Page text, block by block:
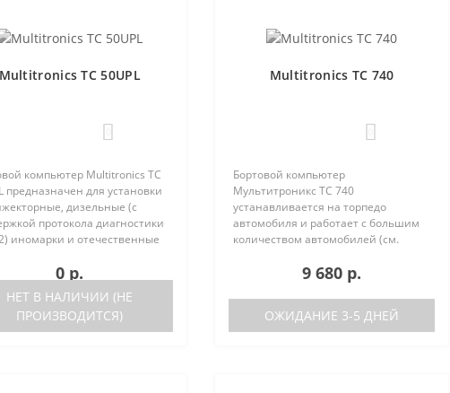
Multitronics TC 50UPL
компьютер Multitronics TC
предназначен для установки
дизельные (с
протокола диагностики
иномарки и отечественные
как с блоками управления
0 р.
НЕТ В НАЛИЧИИ (НЕ
ПРОИЗВОДИТСЯ)
Multitronics TC 740
Бортовой компьютер
Мультитроникс TC 740
устанавливается на торпедо
автомобиля и работает с большим
количеством автомобилей (см.
Отличия TC 740 от модели TC 750:
отсутствие голосового синтезатора
(модель TC 750 с го..
9 680 р.
ОЖИДАНИЕ 3-5 ДНЕЙ